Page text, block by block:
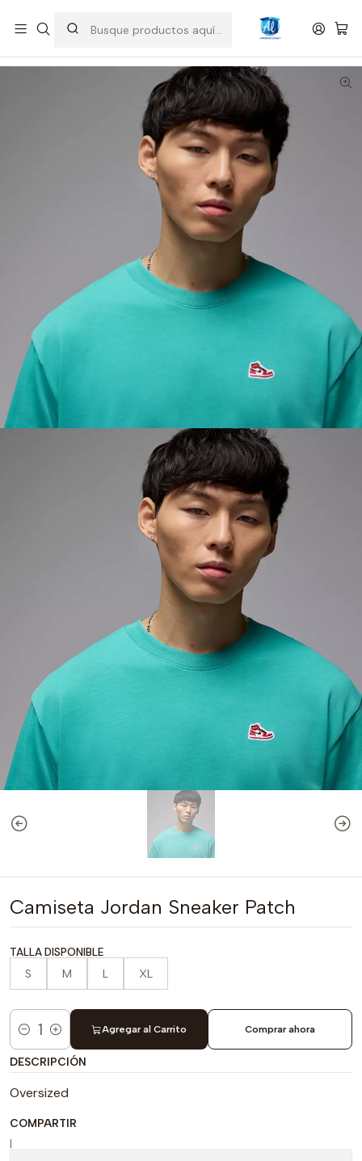
Camiseta Jordan Sneaker Patch
Camiseta Jordan Sneaker Patch
TALLA DISPONIBLE
S M L XL
Cantidad
Agregar al Carrito Comprar ahora
DESCRIPCIÓN
Oversized
COMPARTIR
|